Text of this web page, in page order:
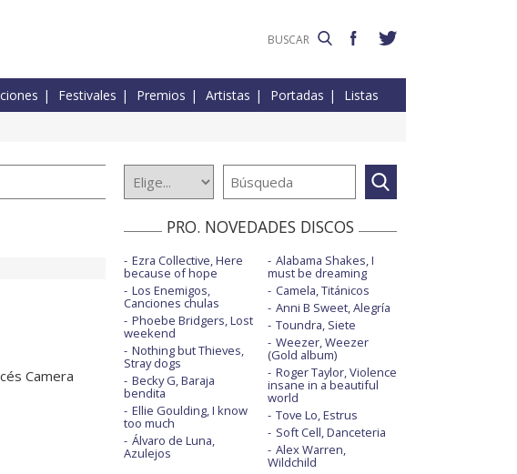
Festivales Premios Artistas Portadas Listas
Camera
PRO. NOVEDADES DISCOS
Ezra Collective, Here
because of hope
Los Enemigos,
Canciones chulas
Phoebe Bridgers, Lost
weekend
Nothing but Thieves,
Stray dogs
Becky G, Baraja
bendita
Ellie Goulding, I know
too much
Álvaro de Luna,
Azulejos
Alabama Shakes, I
must be dreaming
Camela, Titánicos
Anni B Sweet, Alegría
Toundra, Siete
Weezer, Weezer
(Gold album)
Roger Taylor, Violence
insane in a beautiful
world
Tove Lo, Estrus
Soft Cell, Danceteria
Alex Warren,
Wildchild